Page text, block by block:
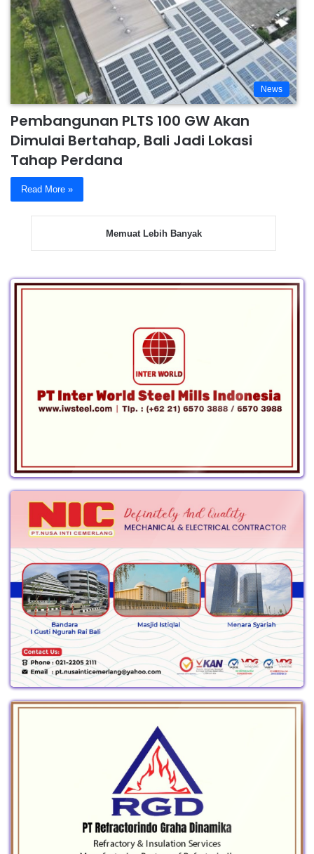
News
Pembangunan PLTS 100 GW Akan
Dimulai Bertahap, Bali Jadi Lokasi
Tahap Perdana
Read More »
Memuat Lebih Banyak